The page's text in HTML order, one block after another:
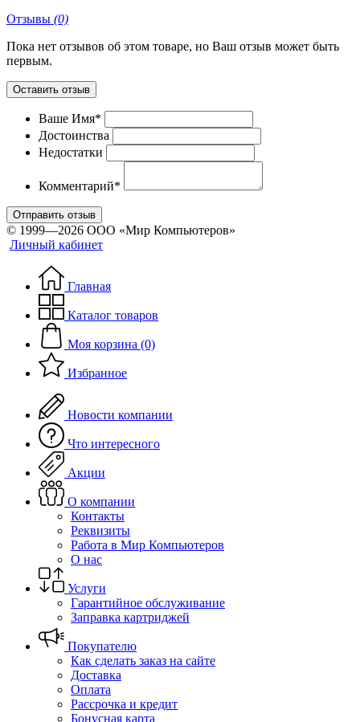
Отзывы (0)
Пока нет отзывов об этом товаре, но Ваш отзыв может быть
первым.
Оставить отзыв
Ваше Имя*
Достоинства
Недостатки
Комментарий*
Отправить отзыв
© 1999—2026 ООО «Мир Компьютеров»
Личный кабинет
Главная
Каталог товаров
Моя корзина (0)
Избранное
Новости компании
Что интересного
Акции
О компании
Контакты
Реквизиты
Работа в Мир Компьютеров
О нас
Услуги
Гарантийное обслуживание
Заправка картриджей
Покупателю
Как сделать заказ на сайте
Доставка
Оплата
Рассрочка и кредит
Бонусная карта